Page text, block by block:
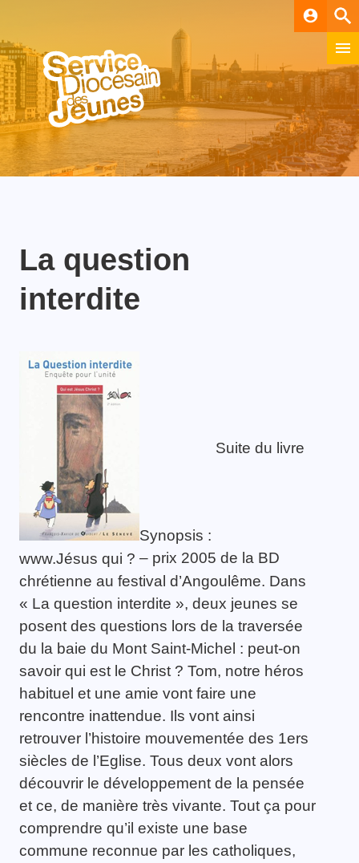
account_circle
La question
interdite
Synopsis :
Suite du livre
www.Jésus qui ? – prix 2005 de la BD
chrétienne au festival d’Angoulême. Dans
« La question interdite », deux jeunes se
posent des questions lors de la traversée
du la baie du Mont Saint-Michel : peut-on
savoir qui est le Christ ? Tom, notre héros
habituel et une amie vont faire une
rencontre inattendue. Ils vont ainsi
retrouver l’histoire mouvementée des 1ers
siècles de l’Eglise. Tous deux vont alors
découvrir le développement de la pensée
et ce, de manière très vivante. Tout ça pour
comprendre qu’il existe une base
commune reconnue par les catholiques,